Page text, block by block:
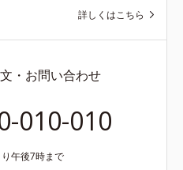
詳しくはこちら
・お問い合わせ
010-010
午後7時まで